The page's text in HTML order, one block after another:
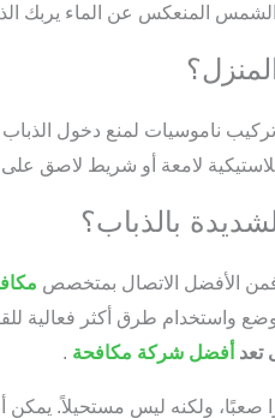
المنعكس عن الماء يربك
تركيب ناموسيات لمنع دخول
لامعة أو شريط لاصق على
بالذباب؟
فمن الأفضل الاتصال بمتخصص
واستخدام طرق أكثر فعالية
تعد أفضل شركة مكافحة .
صعبًا، ولكنه ليس مستحيلاً.